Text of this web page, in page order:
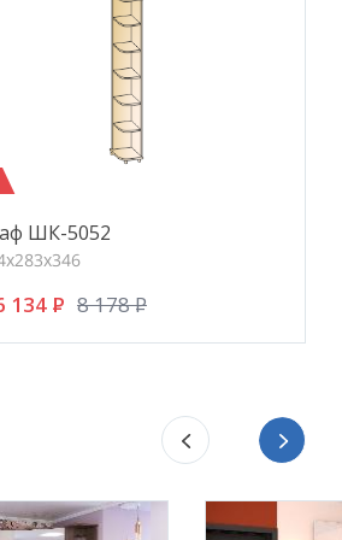
Touch
отпечатков пальцев
поверхности
95 gloss, «зеркальное»
устойчивы к бытовым
прослужит долгие
, который позволяет закрывать
и скрытый механизм
элегантный дизайн.
ШК-5052
134 P 8 178P